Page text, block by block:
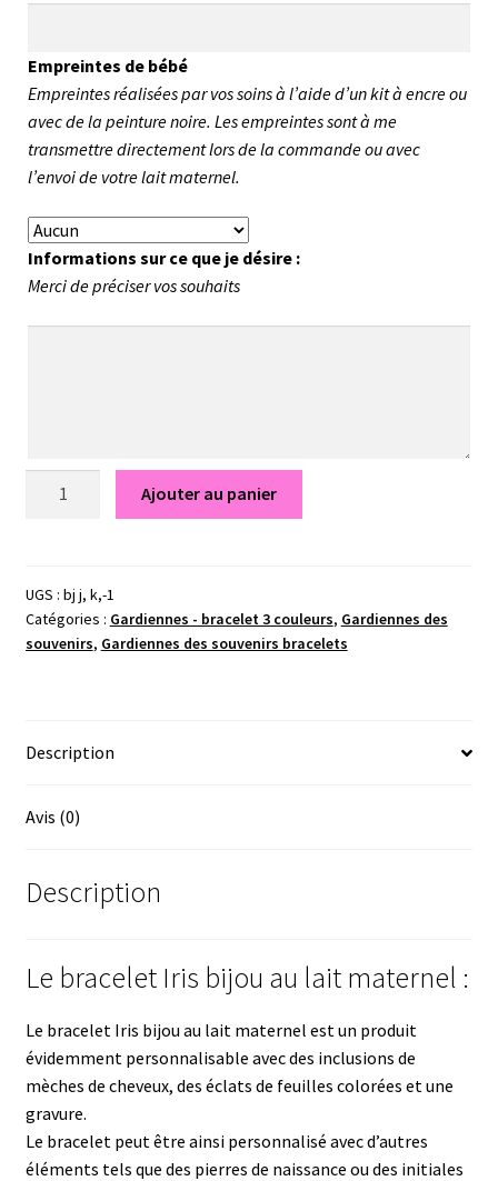
Empreintes de bébé
Empreintes réalisées par vos soins à l’aide d’un kit à encre ou
avec de la peinture noire. Les empreintes sont à me
transmettre directement lors de la commande ou avec
l’envoi de votre lait maternel.
Informations sur ce que je désire :
Merci de préciser vos souhaits
Gardiennes
des
souvenirs
Ajouter au panier
UGS : bj j, k,-1
Catégories : Gardiennes - bracelet 3 couleurs, Gardiennes des
souvenirs, Gardiennes des souvenirs bracelets
Description
Avis (0)
Description
Le bracelet Iris bijou au lait maternel :
Le bracelet Iris bijou au lait maternel est un produit
évidemment personnalisable avec des inclusions de
mèches de cheveux, des éclats de feuilles colorées et une
gravure.
Le bracelet peut être ainsi personnalisé avec d’autres
éléments tels que des pierres de naissance ou des initiales